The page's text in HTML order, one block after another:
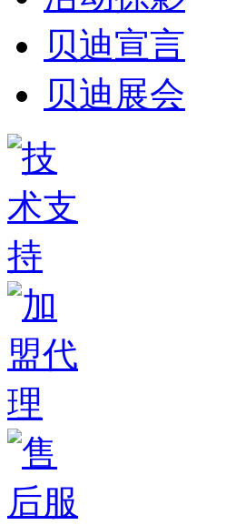
贝迪宣言
贝迪展会